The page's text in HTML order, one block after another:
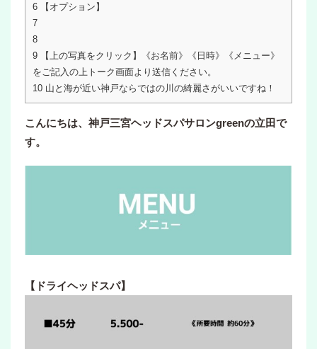
6 【オプション】
7
8
9 【上の写真をクリック】《お名前》《日時》《メニュー》
をご記入の上トーク画面より送信ください。
10 山と海が近い神戸ならではの川の綺麗さがいいですね！
こんにちは、神戸三宮ヘッドスパサロンgreenの立田で
す。
【ドライヘッドスパ】